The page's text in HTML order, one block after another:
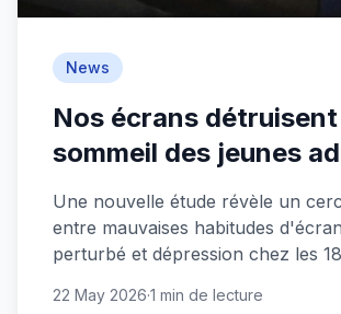
News
Nos écrans
sommeil des jeunes
Une nouvelle étude révèle un
entre mauvaises habitudes
perturbé et dépression chez les
notre santé mentale ?
22 May 2026·1 min de lecture